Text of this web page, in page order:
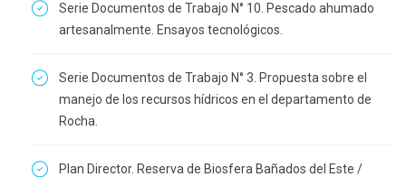
Serie Documentos de Trabajo N° 10. Pescado ahumado
artesanalmente. Ensayos tecnológicos.
Serie Documentos de Trabajo N° 3. Propuesta sobre el
manejo de los recursos hídricos en el departamento de
Rocha.
Plan Director. Reserva de Biosfera Bañados del Este /